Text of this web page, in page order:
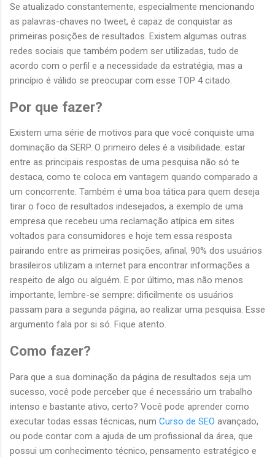
Se atualizado constantemente, especialmente mencionando
as palavras-chaves no tweet, é capaz de conquistar as
primeiras posições de resultados. Existem algumas outras
redes sociais que também podem ser utilizadas, tudo de
acordo com o perfil e a necessidade da estratégia, mas a
princípio é válido se preocupar com esse TOP 4 citado.
Por que fazer?
Existem uma série de motivos para que você conquiste uma
dominação da SERP. O primeiro deles é a visibilidade: estar
entre as principais respostas de uma pesquisa não só te
destaca, como te coloca em vantagem quando comparado a
um concorrente. Também é uma boa tática para quem deseja
tirar o foco de resultados indesejados, a exemplo de uma
empresa que recebeu uma reclamação atípica em sites
voltados para consumidores e hoje tem essa resposta
pairando entre as primeiras posições, afinal, 90% dos usuários
brasileiros utilizam a internet para encontrar informações a
respeito de algo ou alguém. E por último, mas não menos
importante, lembre-se sempre: dificilmente os usuários
passam para a segunda página, ao realizar uma pesquisa. Esse
argumento fala por si só. Fique atento.
Como fazer?
Para que a sua dominação da página de resultados seja um
sucesso, você pode perceber que é necessário um trabalho
intenso e bastante ativo, certo? Você pode aprender como
executar todas essas técnicas, num Curso de SEO avançado,
ou pode contar com a ajuda de um profissional da área, que
possui um conhecimento técnico, pensamento estratégico e